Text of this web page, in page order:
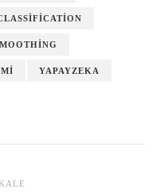
YAPAYZEKA